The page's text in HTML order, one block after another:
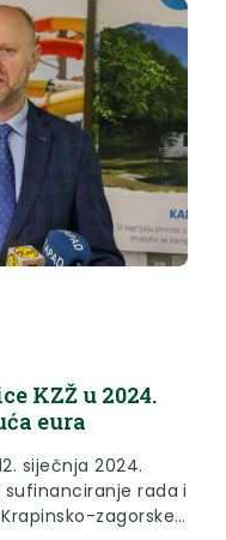
KZŽ u 2024.
eura
siječnja 2024.
rada i
zagorske